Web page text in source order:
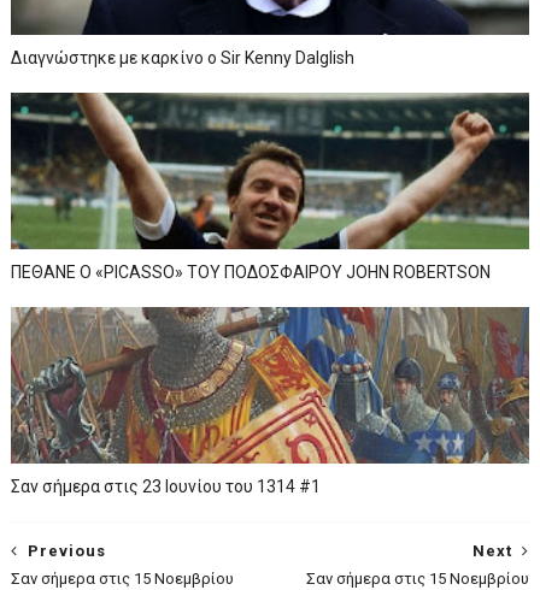
Διαγνώστηκε με καρκίνο ο Sir Kenny Dalglish
ΠΕΘΑΝΕ Ο «PICASSO» TOY ΠΟΔΟΣΦΑΙΡΟΥ JOHN ROBERTSON
Σαν σήμερα στις 23 Ιουνίου του 1314 #1
Next
Σαν σήμερα στις 15 Νοεμβρίου
Previous
Σαν σήμερα στις 15 Νοεμβρίου